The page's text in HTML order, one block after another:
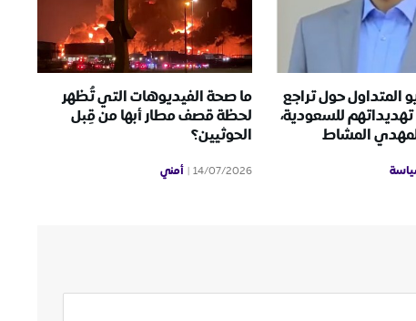
المتداول حول تراجع
للسعودية،
المشاط
ما صحة الفيديوهات التي تُظهر
لحظة قصف مطار أبها من قِبل
الحوثيين؟
14/07/2026 أمني